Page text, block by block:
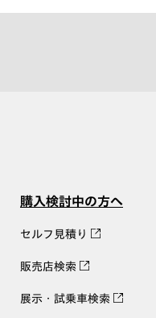
購入検討中の方へ
セルフ見積り
販売店検索
展示・試乗車検索